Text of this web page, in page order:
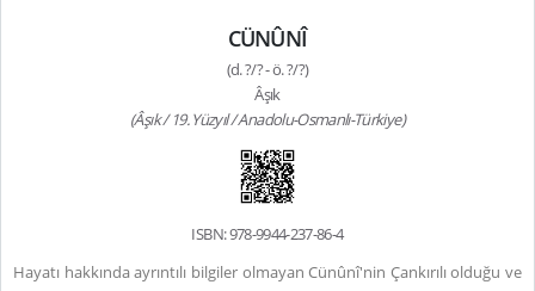
CÜNÛNÎ
(d. ?/? - ö. ?/?)
Âşık
(Âşık / 19. Yüzyıl / Anadolu-Osmanlı-Türkiye)
ISBN: 978-9944-237-86-4
Hayatı hakkında ayrıntılı bilgiler olmayan Cünûnî'nin Çankırılı olduğu ve